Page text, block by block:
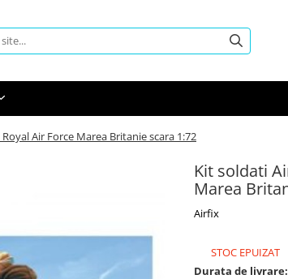
Air Force Marea Britanie scara 1:72
Kit soldati
Marea
Airfix
STOC EPUIZAT
Durata de livrare: